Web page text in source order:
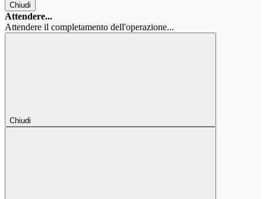
Chiudi
Attendere...
Attendere il completamento dell'operazione...
Chiudi